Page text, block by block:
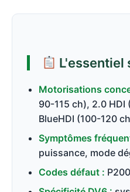
L'essentiel
Motorisations
90-115 ch), 2.0 HDI
BlueHDI (100-120
Symptômes
puissance, mode
Codes défaut :